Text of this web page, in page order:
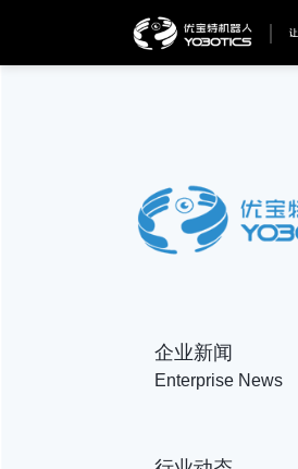
企业新闻
Enterprise News